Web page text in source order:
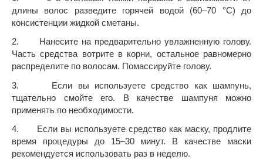
длины волос разведите горячей водой (60–70 °C) до
консистенции жидкой сметаны.
2. Нанесите на предварительно увлажненную голову.
Часть средства вотрите в корни, остальное равномерно
распределите по волосам. Помассируйте голову.
3. Если вы используете средство как шампунь,
тщательно смойте его. В качестве шампуня можно
применять по необходимости.
4. Если вы используете средство как маску, продлите
время процедуры до 15–30 минут. В качестве маски
рекомендуется использовать раз в неделю.